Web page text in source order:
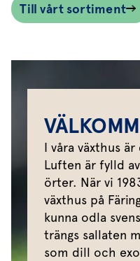
Till vårt sortiment
I våra växthus
Luften är fylld
örter. När vi
växthus på
kunna odla
trängs sallaten
som dill och